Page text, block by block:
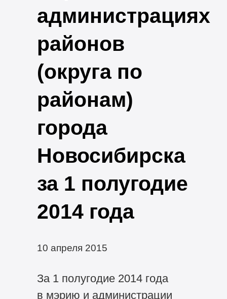
администрациях
районов
(округа по
районам)
города
Новосибирска
за 1 полугодие
2014 года
10 апреля 2015
За 1 полугодие 2014 года
в мэрию и администрации